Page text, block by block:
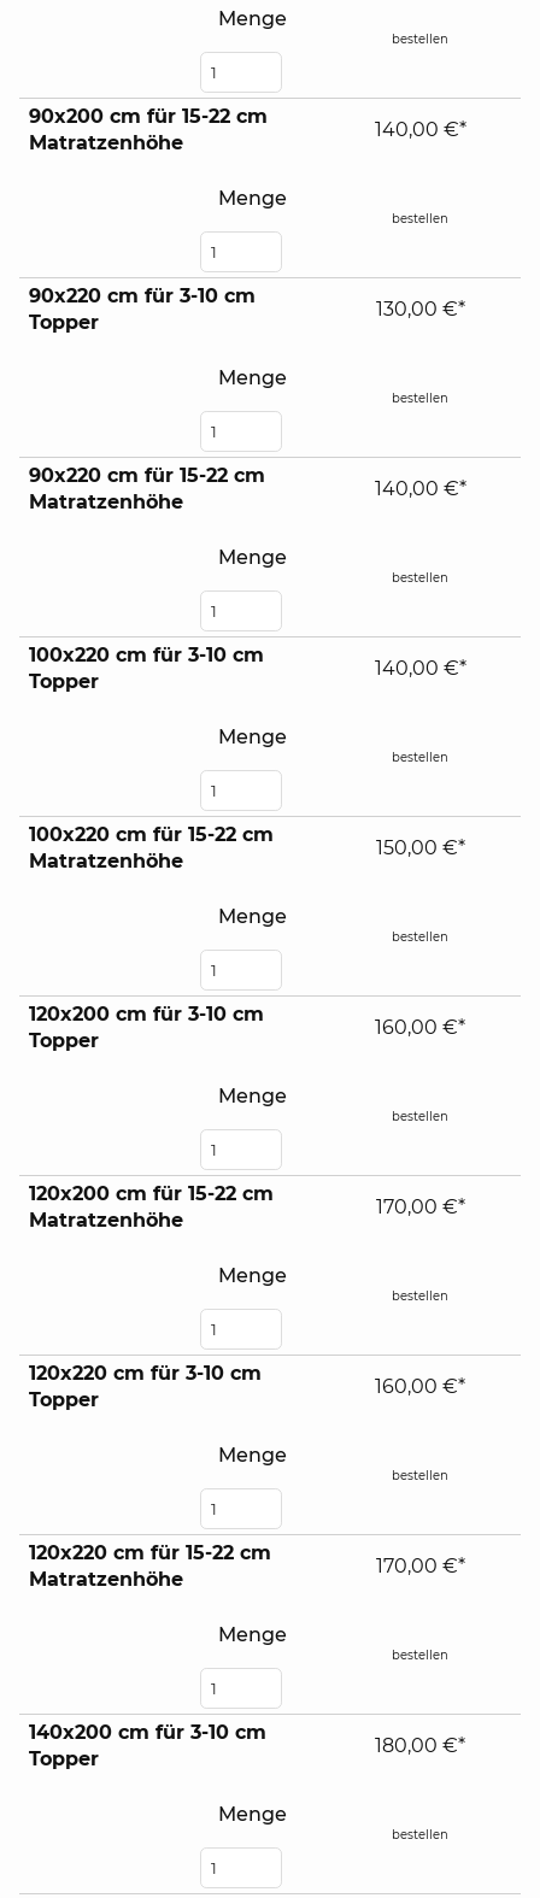
Menge
bestellen
90x200 cm für 15-22 cm
Matratzenhöhe
Menge
140,00 €*
bestellen
90x220 cm für 3-10 cm
Topper
Menge
130,00 €*
bestellen
90x220 cm für 15-22 cm
Matratzenhöhe
Menge
140,00 €*
bestellen
100x220 cm für 3-10 cm
Topper
Menge
140,00 €*
bestellen
100x220 cm für 15-22 cm
Matratzenhöhe
Menge
150,00 €*
bestellen
120x200 cm für 3-10 cm
Topper
Menge
160,00 €*
bestellen
120x200 cm für 15-22 cm
Matratzenhöhe
Menge
170,00 €*
bestellen
120x220 cm für 3-10 cm
Topper
Menge
160,00 €*
bestellen
120x220 cm für 15-22 cm
Matratzenhöhe
Menge
170,00 €*
bestellen
140x200 cm für 3-10 cm
Topper
Menge
180,00 €*
bestellen